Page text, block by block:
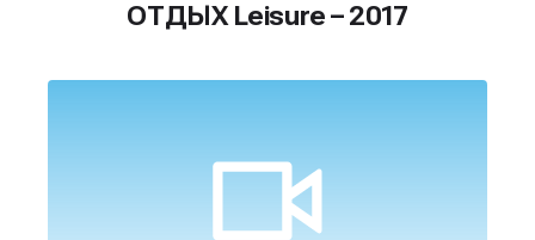
ОТДЫХ Leisure – 2017